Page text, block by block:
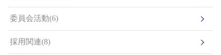
委員会活動(6)
採用関連(8)